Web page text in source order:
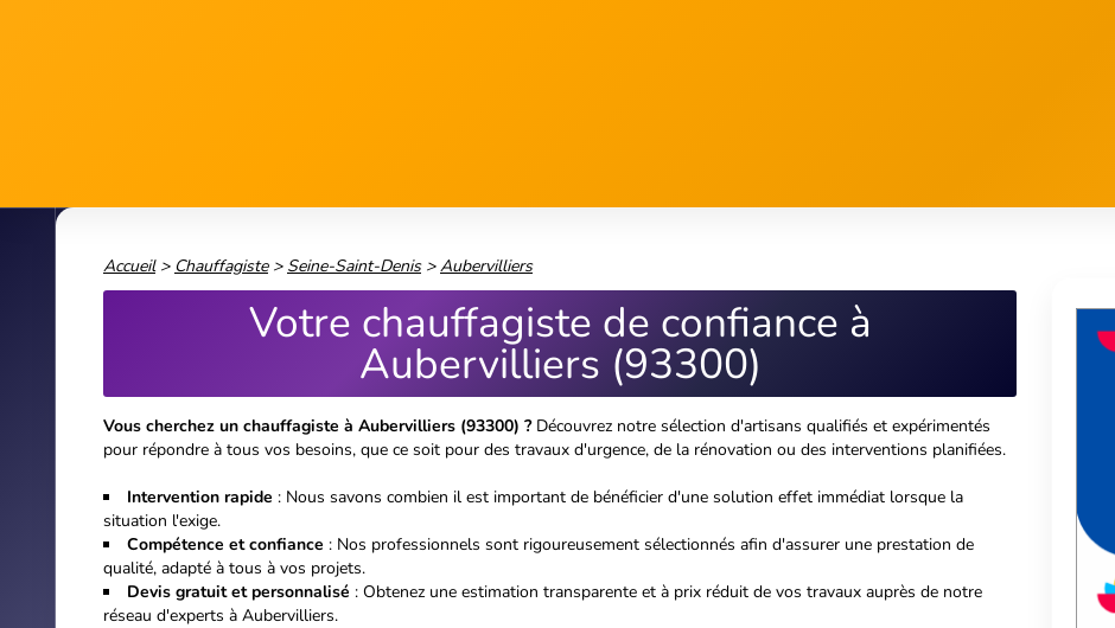
Accueil> Chauffagiste> Seine-Saint-Denis>Aubervilliers
Votre chauffagiste de confiance à
Aubervilliers (93300)
Vous cherchez un chauffagiste à Aubervilliers (93300) ?Découvrez notre sélection d'artisans qualifiés et expérimentés
pour répondre à tous vos besoins, que ce soit pour des travaux d'urgence, de la rénovation ou des interventions planifiées.
Intervention rapide : Nous savons combien il est important de bénéficier d'une solution effet immédiat lorsque la
situation l'exige.
Compétence et confiance : Nos professionnels sont rigoureusement sélectionnés afin d'assurer une prestation de
qualité, adapté à tous à vos projets.
Devis gratuit et personnalisé : Obtenez une estimation transparente et à prix réduit de vos travaux auprès de notre
réseau d'experts à Aubervilliers.